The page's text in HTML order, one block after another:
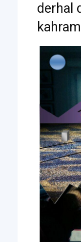
derhal